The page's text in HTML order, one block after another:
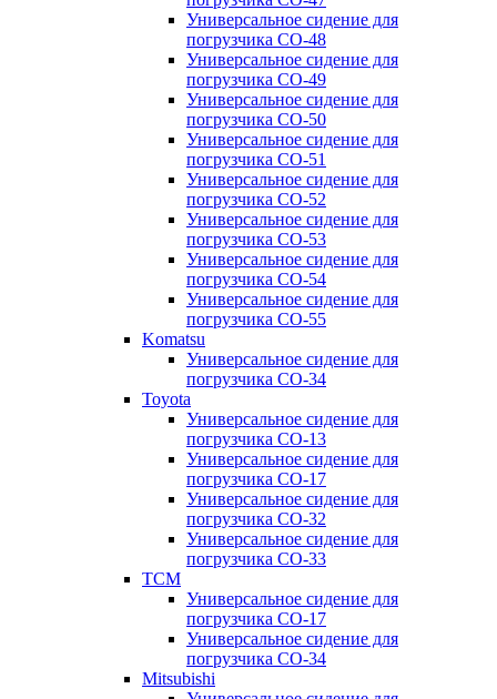
Универсальное сидение для
погрузчика CO-48
Универсальное сидение для
погрузчика CO-49
Универсальное сидение для
погрузчика CO-50
Универсальное сидение для
погрузчика CO-51
Универсальное сидение для
погрузчика CO-52
Универсальное сидение для
погрузчика CO-53
Универсальное сидение для
погрузчика CO-54
Универсальное сидение для
погрузчика CO-55
Komatsu
Универсальное сидение для
погрузчика CO-34
Toyota
Универсальное сидение для
погрузчика CO-13
Универсальное сидение для
погрузчика CO-17
Универсальное сидение для
погрузчика CO-32
Универсальное сидение для
погрузчика CO-33
TCM
Универсальное сидение для
погрузчика CO-17
Универсальное сидение для
погрузчика CO-34
Mitsubishi